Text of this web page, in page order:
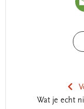
Wat je echt